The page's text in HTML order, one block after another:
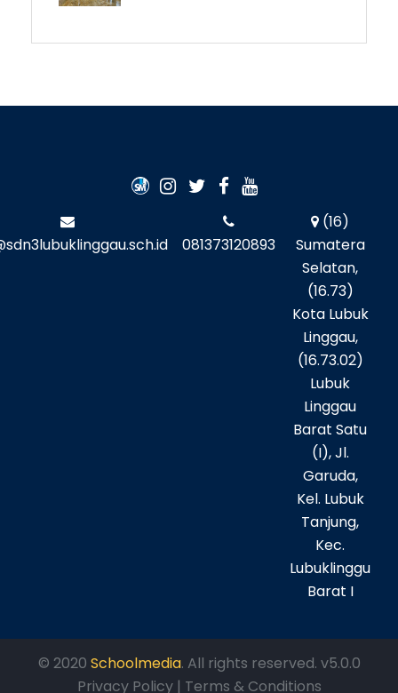
081373120893
(16)
Sumatera
Selatan,
(16.73)
Kota Lubuk
Linggau,
(16.73.02)
Lubuk
Linggau
Barat Satu
(I), Jl.
Garuda,
Kel. Lubuk
Tanjung,
Kec.
Lubuklinggu
Barat I
© 2020 Schoolmedia. All rights reserved. v5.0.0
Privacy Policy | Terms & Conditions